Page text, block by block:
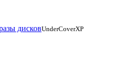
дисковUnderCoverXP